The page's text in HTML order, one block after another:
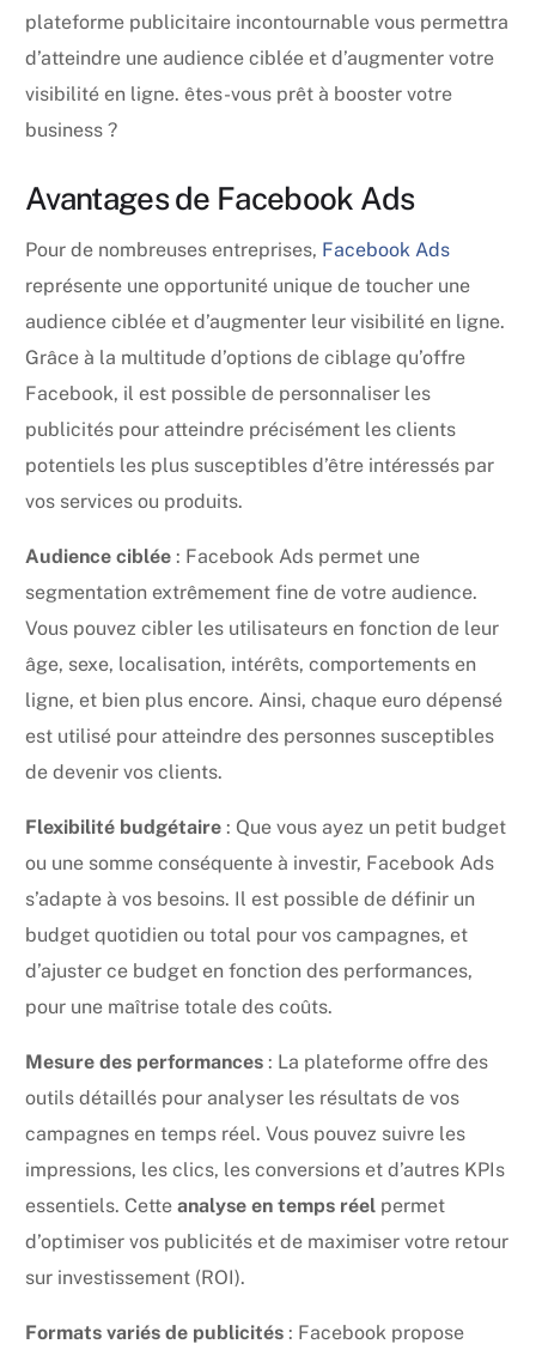
plateforme publicitaire incontournable vous permettra
d’atteindre une audience ciblée et d’augmenter votre
visibilité en ligne. êtes-vous prêt à booster votre
business ?
Avantages de Facebook Ads
Pour de nombreuses entreprises, Facebook Ads
représente une opportunité unique de toucher une
audience ciblée et d’augmenter leur visibilité en ligne.
Grâce à la multitude d’options de ciblage qu’offre
Facebook, il est possible de personnaliser les
publicités pour atteindre précisément les clients
potentiels les plus susceptibles d’être intéressés par
vos services ou produits.
Audience ciblée : Facebook Ads permet une
segmentation extrêmement fine de votre audience.
Vous pouvez cibler les utilisateurs en fonction de leur
âge, sexe, localisation, intérêts, comportements en
ligne, et bien plus encore. Ainsi, chaque euro dépensé
est utilisé pour atteindre des personnes susceptibles
de devenir vos clients.
Flexibilité budgétaire : Que vous ayez un petit budget
ou une somme conséquente à investir, Facebook Ads
s’adapte à vos besoins. Il est possible de définir un
budget quotidien ou total pour vos campagnes, et
d’ajuster ce budget en fonction des performances,
pour une maîtrise totale des coûts.
Mesure des performances : La plateforme offre des
outils détaillés pour analyser les résultats de vos
campagnes en temps réel. Vous pouvez suivre les
impressions, les clics, les conversions et d’autres KPIs
essentiels. Cetteanalyse en temps réel permet
d’optimiser vos publicités et de maximiser votre retour
sur investissement (ROI).
Formats variés de publicités : Facebook propose